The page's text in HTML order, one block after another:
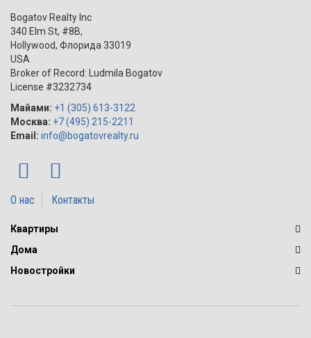
Bogatov Realty Inc
340 Elm St, #8B,
Hollywood, Флорида 33019
USA
Broker of Record: Ludmila Bogatov
License #3232734
Майами: +1 (305) 613-3122
Москва: +7 (495) 215-2211
Email: info@bogatovrealty.ru
О нас Контакты
Квартиры
Дома
Новостройки